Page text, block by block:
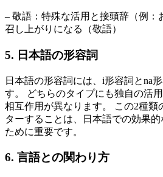
– 敬語：特殊な活用と接頭辞（例：
召し上がりになる（敬語）
5. 日本語の形容詞
日本語の形容詞には、i形容詞とna
す。 どちらのタイプにも独自の活
相互作用が異なります。 この2種類
ターすることは、日本語での効果
ために重要です。
6. 言語との関わり方